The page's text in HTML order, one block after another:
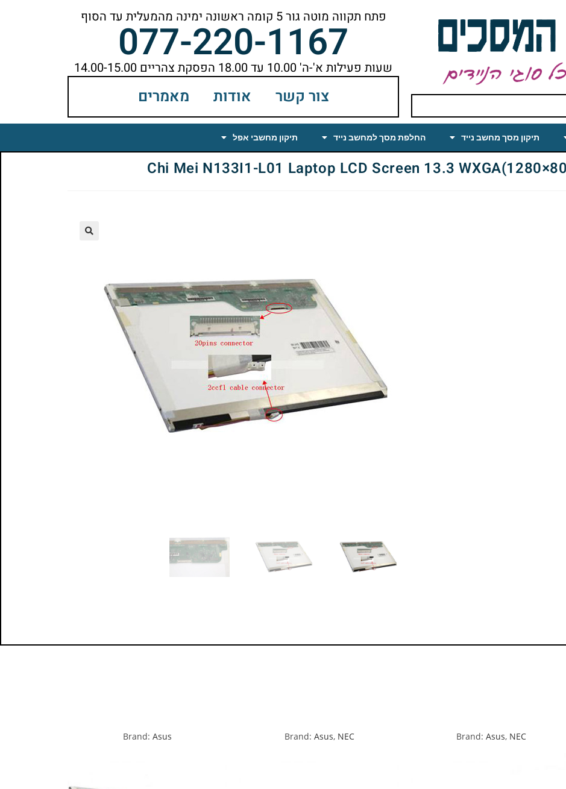
פתח תקווה מוטה גור 5 קומה ראשונה ימינה מהמעלית עד הסוף
077-220-1167שעות פעילות א'-ה' 10.00 עד 18.00 הפסקת צהריים 14.00-15.00
צור קשר אודות מאמרים
תיקון מסך מחשב נייד החלפת מסך למחשב נייד תיקון מחשבי אפל
Brand: Asus, NEC
Brand: Asus, NEC
Brand: Asus